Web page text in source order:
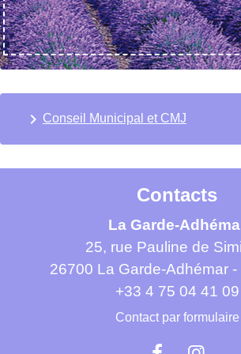
keyboard_arrow_right Conseil Municipal et CMJ
Contacts
La Garde-
25, rue Pauline de
26700 La Garde-Adhémar -
+33 4 75 04 41 09
Contact par formulaire